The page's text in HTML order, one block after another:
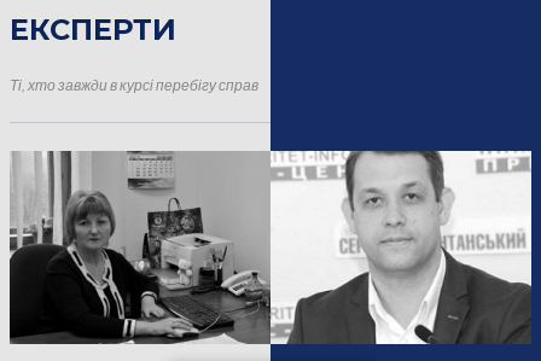
ЕКСПЕРТИ
Ті, хто завжди в курсі перебігу справ